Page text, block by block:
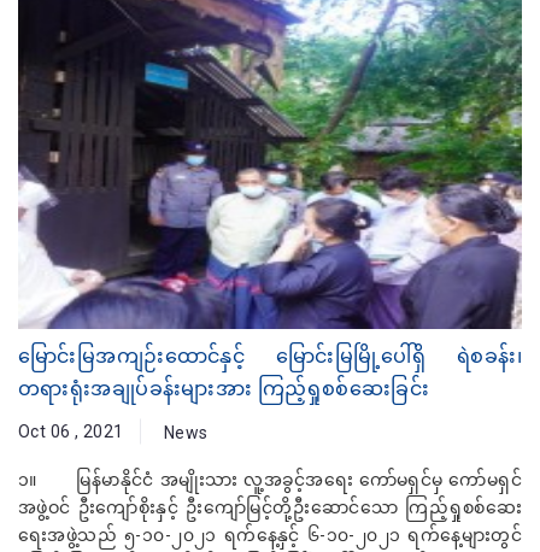
မြောင်းမြအကျဉ်းထောင်နှင့် မြောင်းမြမြို့ပေါ်ရှိ ရဲစခန်း၊
တရားရုံးအချုပ်ခန်းများအား ကြည့်ရှုစစ်ဆေးခြင်း
Oct 06 , 2021 News
၁။ မြန်မာနိုင်ငံ အမျိုးသား လူ့အခွင့်အရေး ကော်မရှင်မှ ကော်မရှင်
အဖွဲ့ဝင် ဦးကျော်စိုးနှင့် ဦးကျော်မြင့်တို့ဦးဆောင်သော ကြည့်ရှုစစ်ဆေး
ရေးအဖွဲ့သည် ၅-၁၀-၂၀၂၁ ရက်နေ့နှင့် ၆-၁၀-၂၀၂၁ ရက်နေ့များတွင်